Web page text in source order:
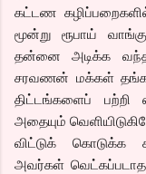
கட்டண
மூன்று ரூபாய்
தன்னை அடிக்க
சரவணன் மக்கள்
திட்டங்களைப் பற்றி
அதையும்
விட்டுக் கொடுக்க
அவர்கள்